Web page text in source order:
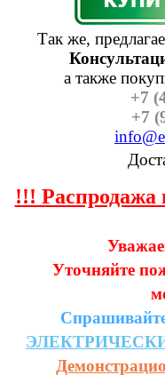
Так же,
а также п
+7
+7
!!!
Уточняйте